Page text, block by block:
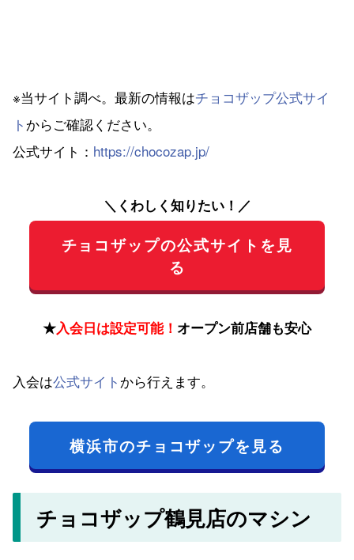
※当サイト調べ。最新の情報はチョコザップ公式サイ
ト からご確認ください。
公式サイト： https://chocozap.jp/
＼くわしく知りたい！／
チョコザップの公式サイトを見
る
★入会日は設定可能！ オープン前店舗も安心
入会は公式サイト から行えます。
横浜市のチョコザップを見る
チョコザップ鶴見店のマシン